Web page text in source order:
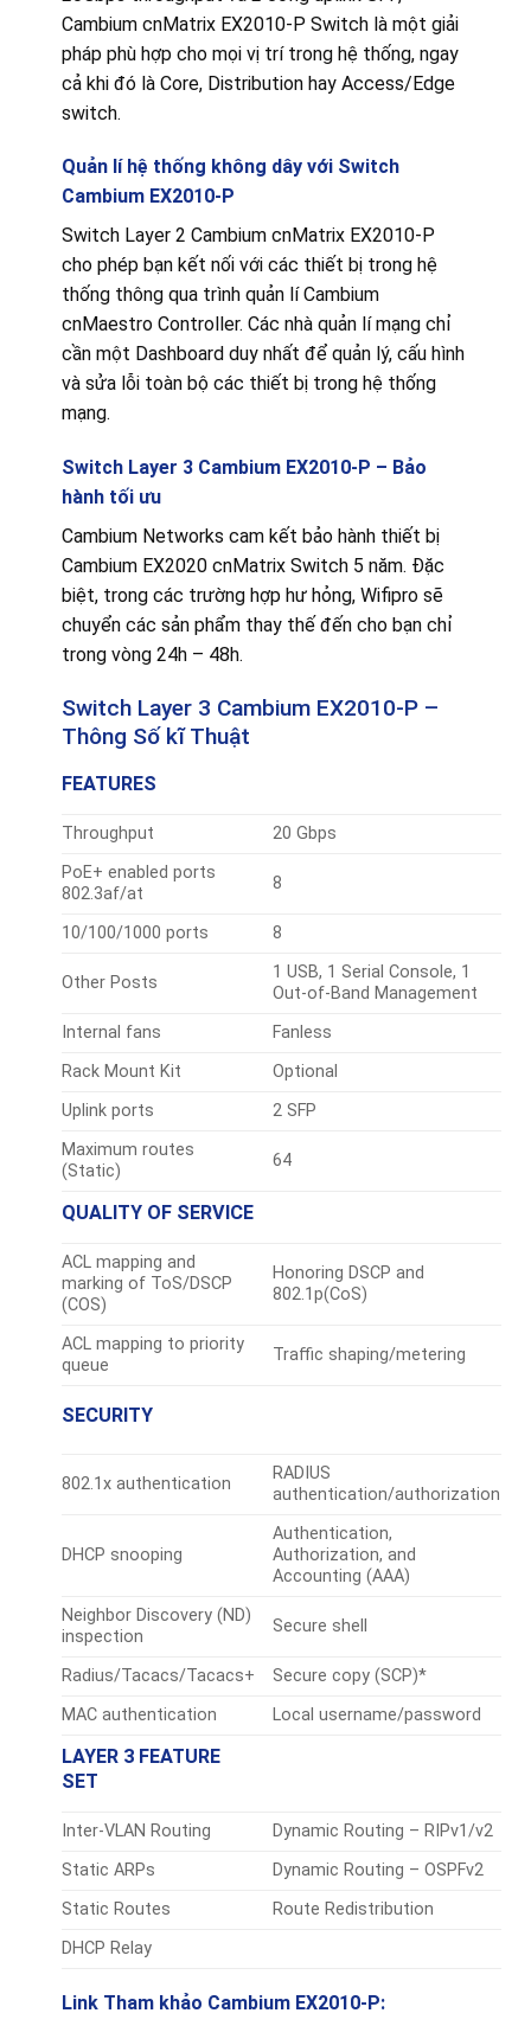
Cambium cnMatrix EX2010-P Switch là một giải
pháp phù hợp cho mọi vị trí trong hệ thống, ngay
cả khi đó là Core, Distribution hay Access/Edge
switch.
Quản lí hệ thống không dây với Switch
Cambium EX2010-P
Switch Layer 2 Cambium cnMatrix EX2010-P
cho phép bạn kết nối với các thiết bị trong hệ
thống thông qua trình quản lí Cambium
cnMaestro Controller. Các nhà quản lí mạng chỉ
cần một Dashboard duy nhất để quản lý, cấu hình
và sửa lỗi toàn bộ các thiết bị trong hệ thống
mạng.
Switch Layer 3 Cambium EX2010-P – Bảo
hành tối ưu
Cambium Networks cam kết bảo hành thiết bị
Cambium EX2020 cnMatrix Switch 5 năm. Đặc
biệt, trong các trường hợp hư hỏng, Wifipro sẽ
chuyển các sản phẩm thay thế đến cho bạn chỉ
trong vòng 24h – 48h.
Switch Layer 3 Cambium EX2010-P–
Thông Số kĩ Thuật
FEATURES
Throughput
20 Gbps
PoE+ enabled ports
802.3af/at
8
10/100/1000 ports 8
Other Posts
1 USB, 1 Serial Console, 1
Out-of-Band Management
Internal fans
Fanless
Rack Mount Kit
Optional
Uplink ports
2 SFP
Maximum routes
(Static)
64
QUALITY OF SERVICE
ACL mapping and
marking of ToS/DSCP
(COS)
Honoring DSCP and
802.1p(CoS)
ACL mapping to priority
queue
Traffic shaping/metering
SECURITY
802.1x authentication
RADIUS
authentication/authorization
DHCP snooping
Authentication,
Authorization, and
Accounting (AAA)
Neighbor Discovery (ND)
inspection
Secure shell
Radius/Tacacs/Tacacs+
Secure copy (SCP)*
MAC authentication
Local username/password
LAYER 3 FEATURE
SET
Inter-VLAN Routing
Dynamic Routing – RIPv1/v2
Static ARPs
Dynamic Routing – OSPFv2
Static Routes
Route Redistribution
DHCP Relay
Link Tham khảo Cambium EX2010-P: